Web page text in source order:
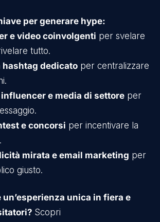
per generare hype:
e video coinvolgenti per svelare
tutto.
hashtag dedicato per centralizzare
influencer e media di settore per
e concorsi per incentivare la
mirata e email marketing per
giusto.
unica in fiera e
Scopri